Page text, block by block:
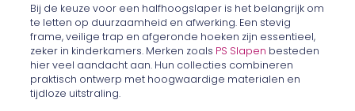
Bij de keuze voor een halfhoogslaper is het belangrijk om
te letten op duurzaamheid en afwerking. Een stevig
frame, veilige trap en afgeronde hoeken zijn essentieel,
zeker in kinderkamers. Merken zoals PS Slapen besteden
hier veel aandacht aan. Hun collecties combineren
praktisch ontwerp met hoogwaardige materialen en
tijdloze uitstraling.